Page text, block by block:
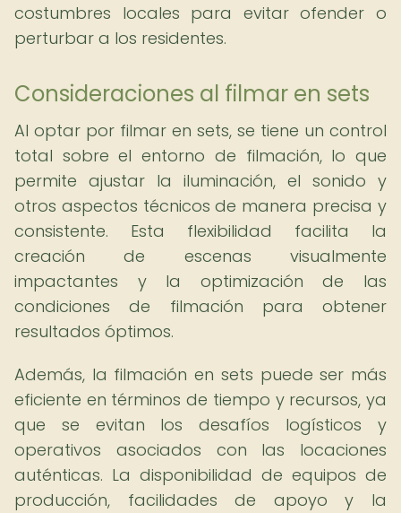
costumbres locales para evitar ofender o
perturbar a los residentes.
Consideraciones al filmar en sets
Al optar por filmar en sets, se tiene un control
total sobre el entorno de filmación, lo que
permite ajustar la iluminación, el sonido y
otros aspectos técnicos de manera precisa y
consistente. Esta flexibilidad facilita la
creación de escenas visualmente
impactantes y la optimización de las
condiciones de filmación para obtener
resultados óptimos.
Además, la filmación en sets puede ser más
eficiente en términos de tiempo y recursos, ya
que se evitan los desafíos logísticos y
operativos asociados con las locaciones
auténticas. La disponibilidad de equipos de
producción, facilidades de apoyo y la